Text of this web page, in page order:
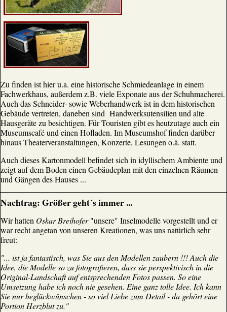
Zu finden ist hier u.a. eine historische Schmiedeanlage in einem
Fachwerkhaus, außerdem z.B. viele Exponate aus der Schuhmacherei.
Auch das Schneider- sowie Weberhandwerk ist in dem historischen
Gebäude vertreten, daneben sind Handwerksutensilien und alte
Hausgeräte zu besichtigen. Für Touristen gibt es heutzutage auch ein
Museumscafé und einen Hofladen. Im Museumshof finden darüber
hinaus Theaterveranstaltungen, Konzerte, Lesungen o.ä. statt.
Auch dieses Kartonmodell befindet sich in idyllischem Ambiente und
zeigt auf dem Boden einen Gebäudeplan mit den einzelnen Räumen
und Gängen des Hauses ...
Nachtrag: Größer geht´s immer ...
Wir hatten Oskar Breihofer"unsere" Inselmodelle vorgestellt und er
war recht angetan von unseren Kreationen, was uns natürlich sehr
freut:
"... ist ja fantastisch, was Sie aus den Modellen zaubern !!! Auch die
Idee, die Modelle so zu fotografieren, dass sie perspektivisch in die
Original-Landschaft auf entsprechenden Fotos passen. So eine
Umsetzung habe ich noch nie gesehen. Eine ganz tolle Idee. Ich kann
Sie nur beglückwünschen - so viel Liebe zum Detail - da gehört eine
Portion Herzblut zu."